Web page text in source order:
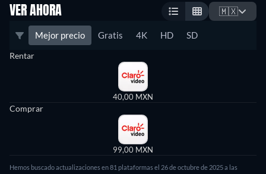
VER AHORA 🇲🇽
Mejor precio Gratis 4K HD SD
Rentar
40,00 MXN
Comprar
99,00 MXN
Hemos buscado actualizaciones en81 plataformas el 26 de octubre de 2025a las